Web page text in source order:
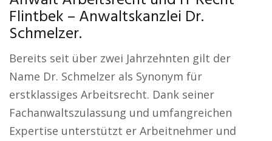
Flintbek – Anwaltskanzlei Dr.
Schmelzer.
Bereits seit über zwei Jahrzehnten gilt der
Name Dr. Schmelzer als Synonym für
erstklassiges Arbeitsrecht. Dank seiner
Fachanwaltszulassung und umfangreichen
Expertise unterstützt er Arbeitnehmer und